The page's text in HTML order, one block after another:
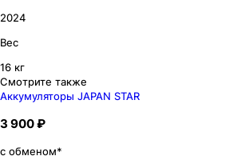
2024
Вес
16 кг
Смотрите также
Аккумуляторы JAPAN STAR
3 900 ₽
с обменом*